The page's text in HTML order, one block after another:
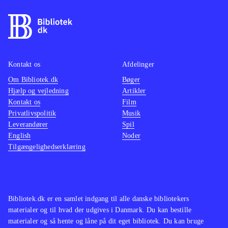
som søm i en dåse, og det suppleres
af en underlig malplaceret pompøs
man kan spille op til 4 sammen,
hvilket fungerer fint, og at spillet kan
spilles både med den almindelige
controller og med Playstation move
Spillet minder i både gameplay og
genre om Time crisis - razing storm,
der dog trods en tynd historie og
ikke får i Heavy fire - Afghanistan .
Måske kan spillet fungere som
Bibliotek.dk er en samlet indgang til alle danske bibliotekers
materialer og til hvad der udgives i Danmark. Du kan bestille
materialer og så hente og låne på dit eget bibliotek. Du kan bruge
Kontakt os
Om Bibliotek.dk
Hjælp og vejledning
Kontakt os
Privatlivspolitik
Leverandører
English
Tilgængelighedserklæring
Afdelinger
Bøger
Artikler
Film
Musik
Spil
Noder